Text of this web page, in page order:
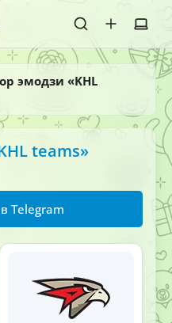
эмодзи «KHL
teams»
Telegram